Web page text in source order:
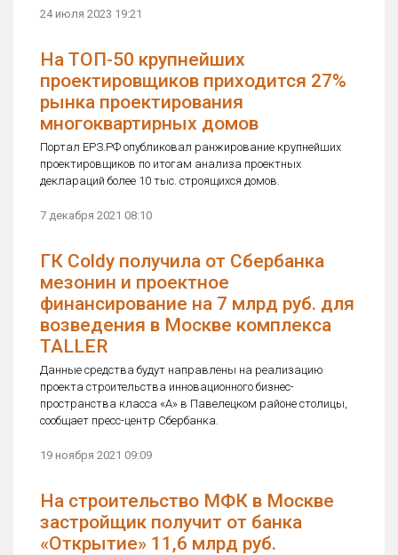
24 июля 2023 19:21
На ТОП-50 крупнейших
проектировщиков приходится 27%
рынка проектирования
многоквартирных домов
Портал ЕРЗ.РФ опубликовал ранжирование крупнейших
проектировщиков по итогам анализа проектных
деклараций более 10 тыс. строящихся домов.
7 декабря 2021 08:10
ГК Coldy получила от Сбербанка
мезонин и проектное
финансирование на 7 млрд руб. для
возведения в Москве комплекса
TALLER
Данные средства будут направлены на реализацию
проекта строительства инновационного бизнес-
пространства класса «А» в Павелецком районе столицы,
сообщает пресс-центр Сбербанка.
19 ноября 2021 09:09
На строительство МФК в Москве
застройщик получит от банка
«Открытие» 11,6 млрд руб.